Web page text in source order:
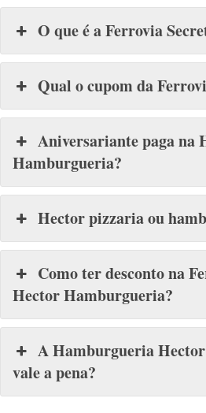
O que é a Ferrovia
Qual o cupom da
Aniversariante paga na
Hamburgueria?
Hector pizzaria ou
Como ter desconto na
Hector Hamburgueria?
A Hamburgueria
vale a pena?